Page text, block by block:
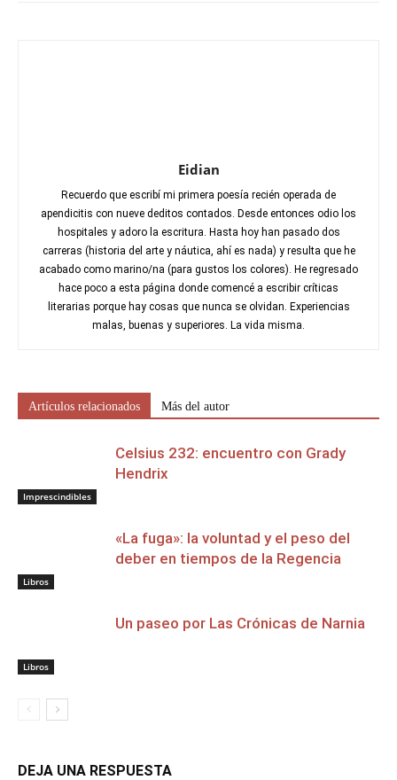
Eidian
Recuerdo que escribí mi primera poesía recién operada de
apendicitis con nueve deditos contados. Desde entonces odio los
hospitales y adoro la escritura. Hasta hoy han pasado dos
carreras (historia del arte y náutica, ahí es nada) y resulta que he
acabado como marino/na (para gustos los colores). He regresado
hace poco a esta página donde comencé a escribir críticas
literarias porque hay cosas que nunca se olvidan. Experiencias
malas, buenas y superiores. La vida misma.
Artículos relacionados Más del autor
Imprescindibles
Celsius 232: encuentro con Grady
Hendrix
Libros
«La fuga»: la voluntad y el peso del
deber en tiempos de la Regencia
Libros
Un paseo por Las Crónicas de Narnia
DEJA UNA RESPUESTA